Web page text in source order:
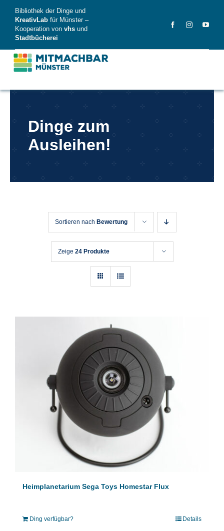
content
Bibliothek der Dinge und
KreativLab für Münster –
Kooperation von vhs und
Stadtbücherei
DingeDinge zum
Ausleihen!
Sortieren nach Bewertung
Zeige 24 Produkte
Heimplanetarium Sega Toys Homestar Flux
Ding verfügbar? Details